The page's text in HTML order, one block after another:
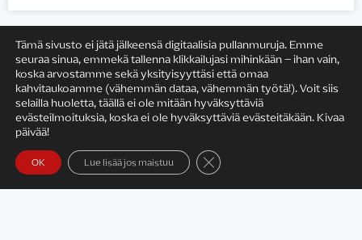
KIRJAILIJAN TYÖ
Tämä sivusto ei jätä jälkeensä digitaalisia pullanmuruja. Emme
seuraa sinua, emmekä tallenna klikkailujasi mihinkään – ihan vain,
koska arvostamme sekä yksityisyyttäsi että omaa
kahvitaukoamme (vähemmän dataa, vähemmän työtä!). Voit siis
selailla huoletta, täällä ei ole mitään hyväksyttäviä
evästeilmoituksia, koska ei ole hyväksyttäviä evästeitäkään. Kivaa
päivää!
OK Lue lisää jos maistuu Sulje evästebanneri